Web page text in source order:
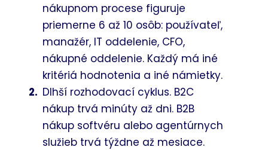
nákupnom procese figuruje
priemerne 6 až 10 osôb: používateľ,
manažér, IT oddelenie, CFO,
nákupné oddelenie. Každý má iné
kritériá hodnotenia a iné námietky.
Dlhší rozhodovací cyklus. B2C
nákup trvá minúty až dni. B2B
nákup softvéru alebo agentúrnych
služieb trvá týždne až mesiace.